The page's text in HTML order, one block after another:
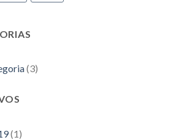
(3)
(1)